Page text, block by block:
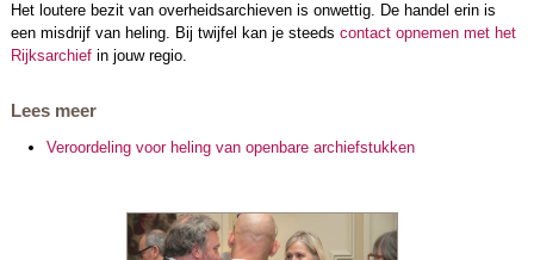
Het loutere bezit van overheidsarchieven is onwettig. De handel erin is
een misdrijf van heling. Bij twijfel kan je steeds contact opnemen met het
Rijksarchiefin jouw regio.
Lees meer
Veroordeling voor heling van openbare archiefstukken